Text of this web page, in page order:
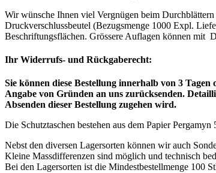
Wir wünsche Ihnen viel Vergnügen beim
Druckverschlussbeutel (Bezugsmenge 1000 Expl.
Beschriftungsflächen. Grössere Auflagen können mit
Ihr Widerrufs- und Rückgaberecht:
Sie können diese Bestellung innerhalb von 3
Angabe von Gründen an uns zurücksenden.
Absenden dieser Bestellung zugehen wird.
Die Schutztaschen bestehen aus dem Papier Pergamyn
Nebst den diversen Lagersorten können wir auch
Kleine Massdifferenzen sind möglich und technisch
Bei den Lagersorten ist die Mindestbestellmenge 100